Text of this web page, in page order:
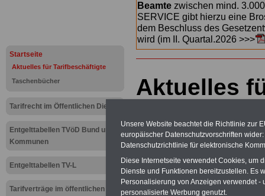
Startseite
Aktuelles für Tarifbeschäftigte
Taschenbücher
Tarifrecht im Öffentlichen Dienst
Entgelttabellen TVöD Bund und
Kommunen
Entgelttabellen TV-L
Tarifverträge im öffentlichen
Beamte zwischen mind.
SERVICE gibt hierzu eine
dem Beschluss des
wird (im II. Quartal.2026 >>>
Aktuelles
Unsere Website beachtet die Richtlinie zur
europäischer Datenschutzvorschriften
Datenschutzrichtlinie für elektronische
Diese Internetseite verwendet Cookies, um
Dienste und Funktionen bereitzustellen. Es
Personalisierung von Anzeigen verwendet
personalisierte Werbung genutzt.